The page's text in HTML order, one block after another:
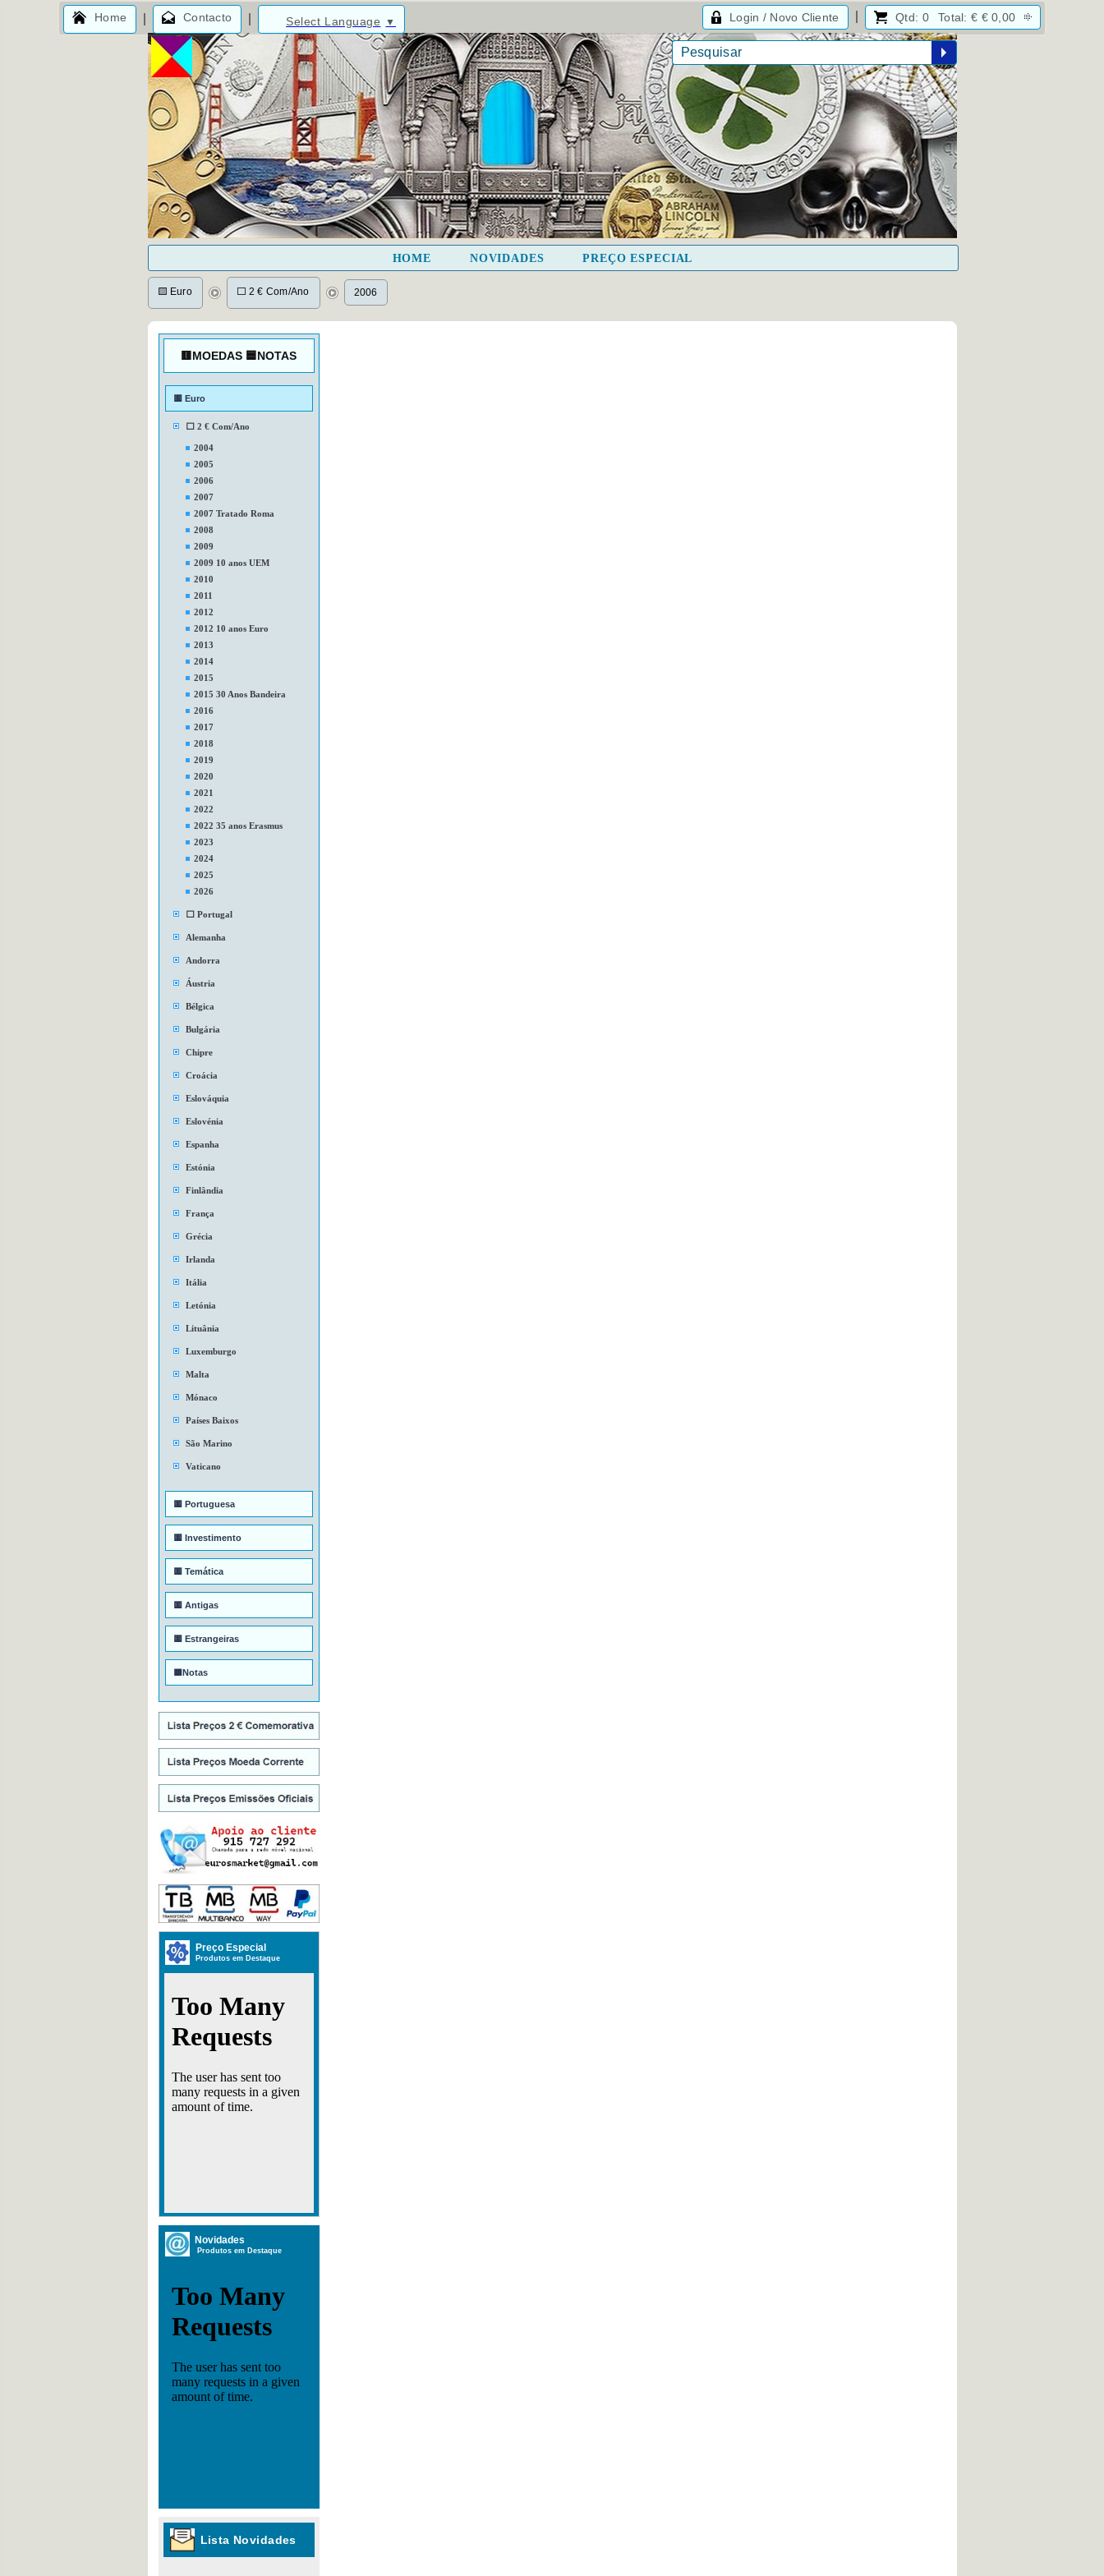
Home Contacto Select Language ▼ Login / Novo Cliente Qtd: 0 Total: € € 0,00
HOME NOVIDADES PREÇO ESPECIAL
🟨 Euro ⬜ 2 € Com/Ano 2006
🟨MOEDAS 🟦NOTAS
🟨 Euro
⬜ 2 € Com/Ano
2004
2005
2006
2007
2007 Tratado Roma
2008
2009
2009 10 anos UEM
2010
2011
2012
2012 10 anos Euro
2013
2014
2015
2015 30 Anos Bandeira
2016
2017
2018
2019
2020
2021
2022
2022 35 anos Erasmus
2023
2024
2025
2026
⬜ Portugal
Alemanha
Andorra
Áustria
Bélgica
Bulgária
Chipre
Croácia
Eslováquia
Eslovénia
Espanha
Estónia
Finlândia
França
Grécia
Irlanda
Itália
Letónia
Lituânia
Luxemburgo
Malta
Mónaco
Países Baixos
São Marino
Vaticano
🟨 Portuguesa
🟨 Investimento
🟨 Temática
🟨 Antigas
🟨 Estrangeiras
🟦Notas
Preço Especial
Produtos em Destaque
Novidades
Produtos em Destaque
Lista Novidades